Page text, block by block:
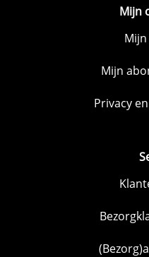
Mijn
Mijn
Privacy